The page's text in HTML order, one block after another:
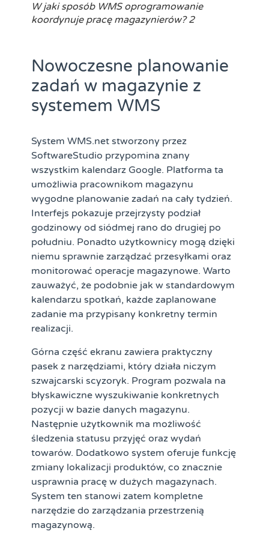
W jaki sposób WMS oprogramowanie
koordynuje pracę magazynierów? 2
Nowoczesne planowanie
zadań w magazynie z
systemem WMS
System WMS.net stworzony przez
SoftwareStudio przypomina znany
wszystkim kalendarz Google. Platforma ta
umożliwia pracownikom magazynu
wygodne planowanie zadań na cały tydzień.
Interfejs pokazuje przejrzysty podział
godzinowy od siódmej rano do drugiej po
południu. Ponadto użytkownicy mogą dzięki
niemu sprawnie zarządzać przesyłkami oraz
monitorować operacje magazynowe. Warto
zauważyć, że podobnie jak w standardowym
kalendarzu spotkań, każde zaplanowane
zadanie ma przypisany konkretny termin
realizacji.
Górna część ekranu zawiera praktyczny
pasek z narzędziami, który działa niczym
szwajcarski scyzoryk. Program pozwala na
błyskawiczne wyszukiwanie konkretnych
pozycji w bazie danych magazynu.
Następnie użytkownik ma możliwość
śledzenia statusu przyjęć oraz wydań
towarów. Dodatkowo system oferuje funkcję
zmiany lokalizacji produktów, co znacznie
usprawnia pracę w dużych magazynach.
System ten stanowi zatem kompletne
narzędzie do zarządzania przestrzenią
magazynową.